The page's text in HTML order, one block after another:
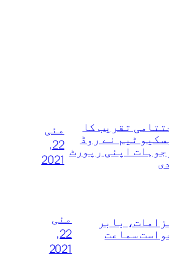
تقریب کا
ٹیم نے روڈ
اپنی رپورٹ
مئی
22,
2021
بابر
سماعت
مئی
22,
2021